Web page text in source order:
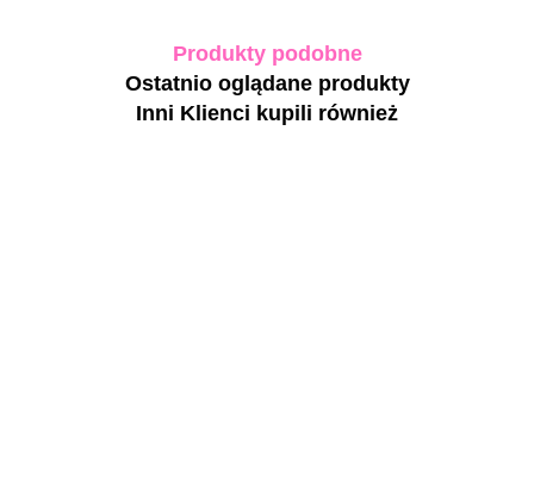
Produkty podobne
Ostatnio oglądane produkty
Inni Klienci kupili również